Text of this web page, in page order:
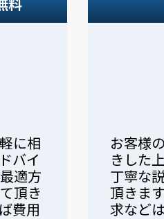
料
に相
バイ
適方
頂き
費用
お客様
きした
丁寧な
頂きま
求など